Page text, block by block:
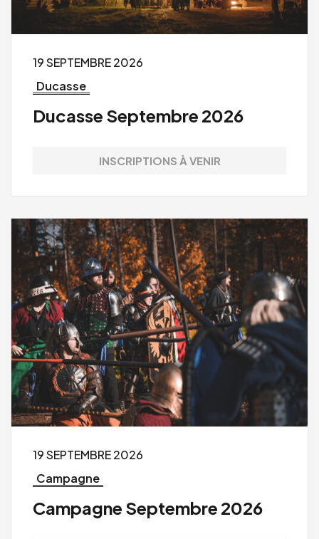
19 SEPTEMBRE 2026
Ducasse
Ducasse Septembre 2026
INSCRIPTIONS À VENIR
19 SEPTEMBRE 2026
Campagne
Campagne Septembre 2026